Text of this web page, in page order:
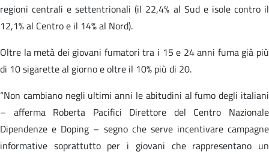
regioni centrali e settentrionali (il 22,4% al Sud e isole contro il
12,1% al Centro e il 14% al Nord).
Oltre la metà dei giovani fumatori tra i 15 e 24 anni fuma già più
di 10 sigarette al giorno e oltre il 10% più di 20.
“Non cambiano negli ultimi anni le abitudini al fumo degli italiani
– afferma Roberta Pacifici Direttore del Centro Nazionale
Dipendenze e Doping – segno che serve incentivare campagne
informative soprattutto per i giovani che rappresentano un